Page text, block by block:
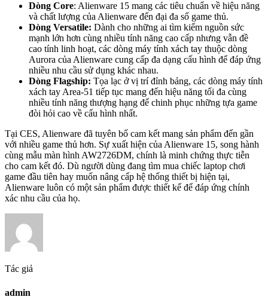
Dòng Core: Alienware 15 mang các tiêu chuẩn về hiệu năng
và chất lượng của Alienware đến đại đa số game thủ.
Dòng Versatile: Dành cho những ai tìm kiếm nguồn sức
mạnh lớn hơn cùng nhiều tính năng cao cấp nhưng vẫn đề
cao tính linh hoạt, các dòng máy tính xách tay thuộc dòng
Aurora của Alienware cung cấp đa dạng cấu hình để đáp ứng
nhiều nhu cầu sử dụng khác nhau.
Dòng Flagship: Tọa lạc ở vị trí đỉnh bảng, các dòng máy tính
xách tay Area-51 tiếp tục mang đến hiệu năng tối đa cùng
nhiều tính năng thượng hạng để chinh phục những tựa game
đòi hỏi cao về cấu hình nhất.
Tại CES, Alienware đã tuyên bố cam kết mang sản phẩm đến gần
với nhiều game thủ hơn. Sự xuất hiện của Alienware 15, song hành
cùng mẫu màn hình AW2726DM, chính là minh chứng thực tiễn
cho cam kết đó. Dù người dùng đang tìm mua chiếc laptop chơi
game đầu tiên hay muốn nâng cấp hệ thống thiết bị hiện tại,
Alienware luôn có một sản phẩm được thiết kế để đáp ứng chính
xác nhu cầu của họ.
Tác giả
admin